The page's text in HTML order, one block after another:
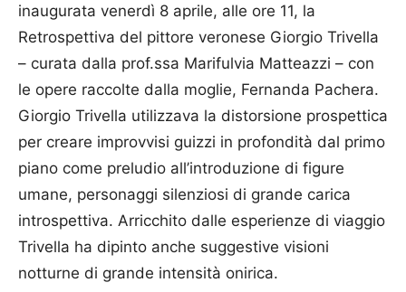
inaugurata venerdì 8 aprile, alle ore 11, la
Retrospettiva del pittore veronese Giorgio Trivella
– curata dalla prof.ssa Marifulvia Matteazzi – con
le opere raccolte dalla moglie, Fernanda Pachera.
Giorgio Trivella utilizzava la distorsione prospettica
per creare improvvisi guizzi in profondità dal primo
piano come preludio all’introduzione di figure
umane, personaggi silenziosi di grande carica
introspettiva. Arricchito dalle esperienze di viaggio
Trivella ha dipinto anche suggestive visioni
notturne di grande intensità onirica.